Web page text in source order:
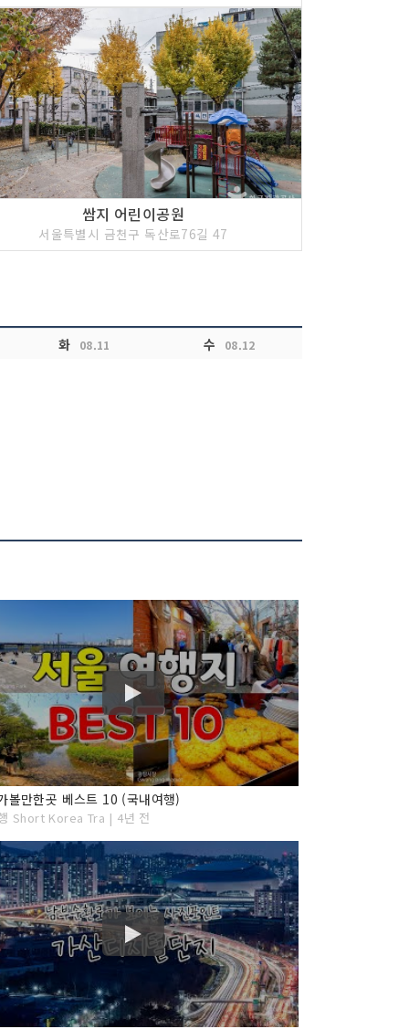
쌈지 어린이공원
서울특별시 금천구 독산로76길 47
화 08.11 수 08.12
볼만한곳 베스트 10 (국내여행)
Short Korea Tra | 4년 전